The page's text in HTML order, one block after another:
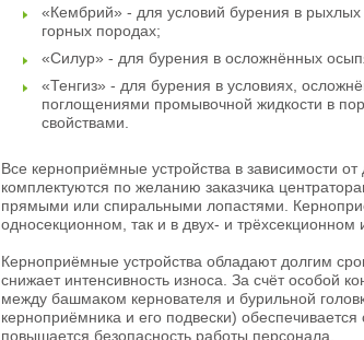
«Кембрий» - для условий бурения в
горных породах;
«Силур» - для бурения в осложнённых
«Тенгиз» - для бурения в условиях,
поглощениями промывочной жидкости в
свойствами.
Все керноприёмные устройства в зависимости
комплектуются по желанию заказчика
прямыми или спиральными лопастями.
односекционном, так и в двух- и трёхсекционном
Керноприёмные устройства обладают долгим
снижает интенсивность износа. За счёт особой
между башмаком кернователя и бурильной
керноприёмника и его подвески)
повышается безопасность работы персонала.